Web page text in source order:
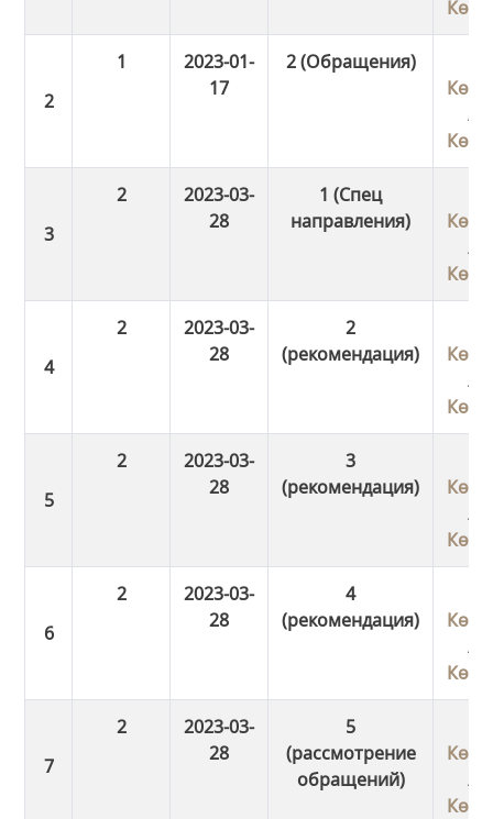
1
2023-01-
17
2 (Обращения)
/
2
2023-03-
28
1 (Спец
направления)
/
2
2023-03-
28
2
(рекомендация)
/
2
2023-03-
28
3
(рекомендация)
/
2
2023-03-
28
4
(рекомендация)
/
2
2023-03-
28
5
(рассмотрение
обращений)
/